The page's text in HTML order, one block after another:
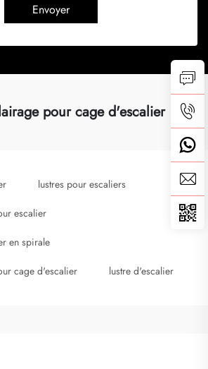
Envoyer
pour cage d'escalier
lustres pour escaliers
escalier
en spirale
cage d'escalier lustre d'escalier